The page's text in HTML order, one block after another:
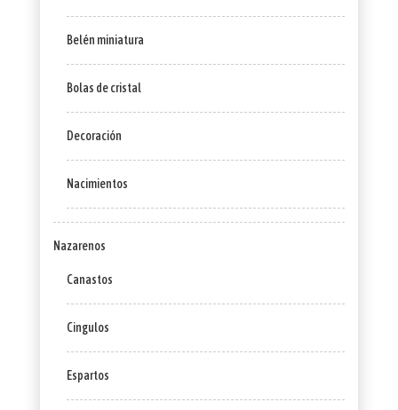
Belén miniatura
Bolas de cristal
Decoración
Nacimientos
Nazarenos
Canastos
Cingulos
Espartos